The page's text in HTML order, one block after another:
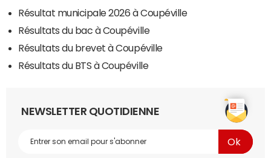
Résultat municipale 2026 à Coupéville
Résultats du bac à Coupéville
Résultats du brevet à Coupéville
Résultats du BTS à Coupéville
NEWSLETTER QUOTIDIENNE